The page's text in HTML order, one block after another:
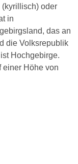
(kyrillisch) oder
das an
die Volksrepublik
Hochgebirge.
einer Höhe von